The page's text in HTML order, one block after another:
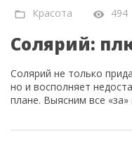
Красота 494
Солярий:
Солярий не только
но и восполняет
плане. Выясним все «за»